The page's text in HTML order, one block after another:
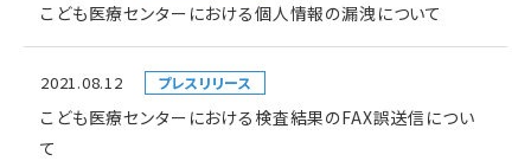
こども医療センターにおける個人情報の漏洩について
2021.08.12 プレスリリース
こども医療センターにおける検査結果のFAX誤送信につい
て